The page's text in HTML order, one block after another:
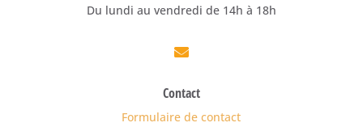
Du lundi au vendredi de 14h à 18h

Contact
Formulaire de contact